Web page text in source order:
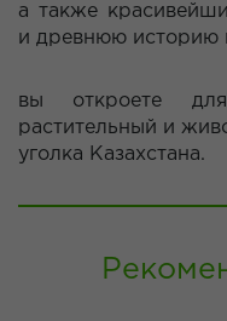
а также
и древнюю историю
вы откроете
растительный и
уголка Казахстана.